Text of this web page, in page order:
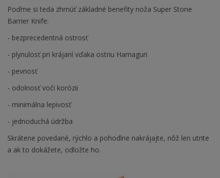
Poďme si teda zhrnúť základné benefity noža Super Stone
Barrier Knife:
- bezprecedentná ostrosť
- plynulosť pri krájaní vďaka ostriu Hamaguri
- pevnosť
- odolnosť voči korózii
- minimálna lepivosť
- jednoduchá údržba
Skrátene povedané, rýchlo a pohodlne nakrájajte, nôž len utrite
a ak to dokážete, odložte ho.